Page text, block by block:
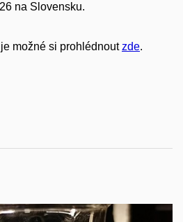
na Slovensku.
možné si prohlédnoutzde.